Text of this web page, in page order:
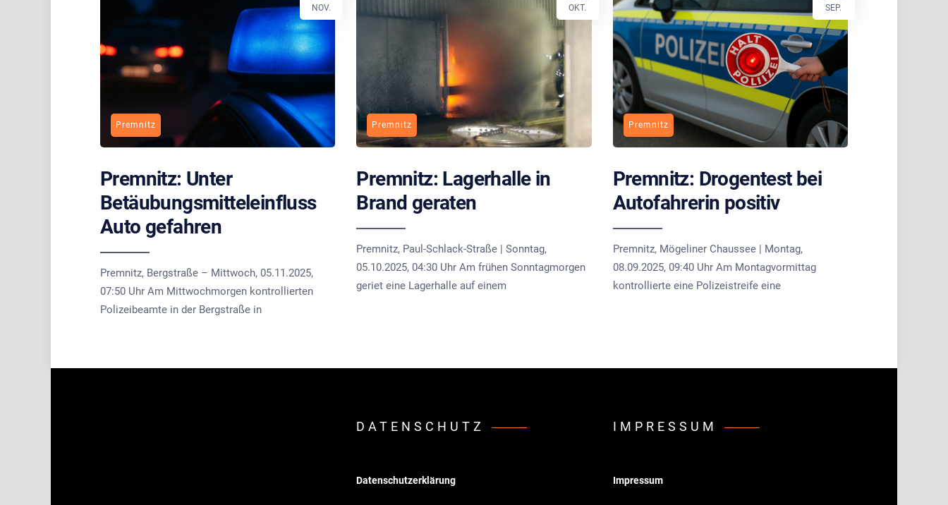
Premnitz
Premnitz: Unter
Betäubungsmitteleinfluss
Auto gefahren
Premnitz, Bergstraße – Mittwoch, 05.11.2025,
07:50 Uhr Am Mittwochmorgen kontrollierten
Polizeibeamte in der Bergstraße in
NOV.
Premnitz
Premnitz: Lagerhalle in
Brand geraten
Premnitz, Paul-Schlack-Straße | Sonntag,
05.10.2025, 04:30 Uhr Am frühen Sonntagmorgen
geriet eine Lagerhalle auf einem
OKT.
Premnitz
Premnitz: Drogentest bei
Autofahrerin positiv
Premnitz, Mögeliner Chaussee | Montag,
08.09.2025, 09:40 Uhr Am Montagvormittag
kontrollierte eine Polizeistreife eine
SEP.
DATENSCHUTZ
Datenschutzerklärung
IMPRESSUM
Impressum